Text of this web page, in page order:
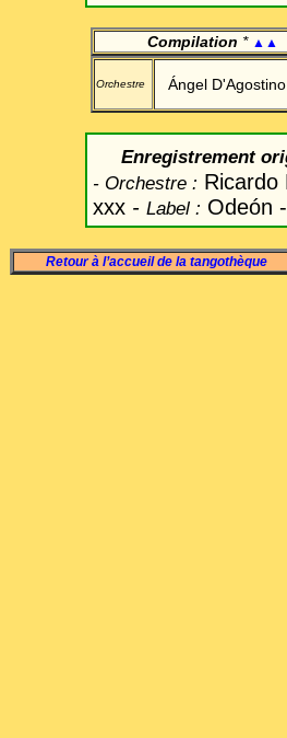
Compilation * ▲▲
Orchestre Ángel D'Agostino
Enregistrement
- Orchestre : Ricardo
xxx - Label : Odeón -
Retour à l’accueil de la tangothèque